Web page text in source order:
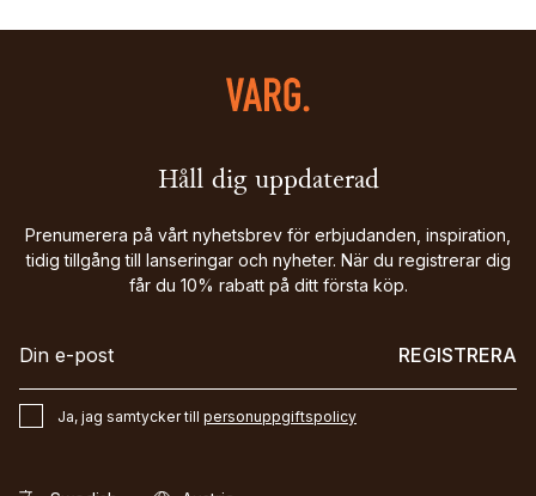
Håll dig uppdaterad
Prenumerera på vårt nyhetsbrev för erbjudanden, inspiration,
tidig tillgång till lanseringar och nyheter. När du registrerar dig
får du 10% rabatt på ditt första köp.
REGISTRERA
Ja, jag samtycker till personuppgiftspolicy